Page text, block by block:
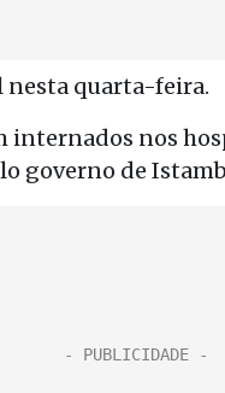
nesta quarta-feira.
internados nos
governo de